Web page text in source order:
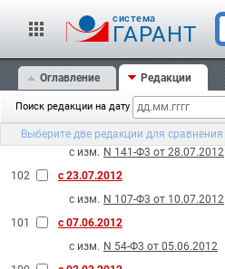
cистема
ГАРАНТ
Оглавление Редакции
Поиск редакции на дату
Выберите две редакции для сравнения
N 121-Ф3 от 20.07.2012
105
с 14.11.2012
с изм. N 190-Ф3 от 12.11.2012
104
с 28.10.2012
с изм. N 172-Ф3 от 16.10.2012
103
с 10.08.2012
с изм. N 141-Ф3 от 28.07.2012
102
с 23.07.2012
с изм. N 107-Ф3 от 10.07.2012
101
с 07.06.2012
с изм. N 54-Ф3 от 05.06.2012